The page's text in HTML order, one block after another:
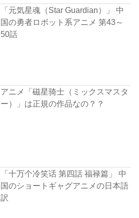
「元気星魂（Star Guardian）」 中
国の勇者ロボット系アニメ 第43～
50話
アニメ「磁星骑士（ミックスマスタ
ー）」は正規の作品なの？？
「十万个冷笑话 第四話 福禄篇」 中
国のショートギャグアニメの日本語
訳